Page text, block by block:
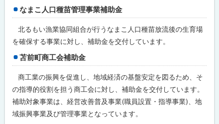
事
業
地
球
温
暖
対
策
の
推
の
なまこ人口種苗管理事業補助金
北るもい漁業協同組合が行うなまこ人口種苗放流後の生育場
を確保する事業に対し、補助金を交付しています。
苫前町商工会補助金
商工業の振興を促進し、地域経済の基盤安定を図るため、そ
の指導的役割を担う商工会に対し、補助金を交付しています。
補助対象事業は、経営改善普及事業(職員設置・指導事業)、地
域振興事業及び管理事業となっています。